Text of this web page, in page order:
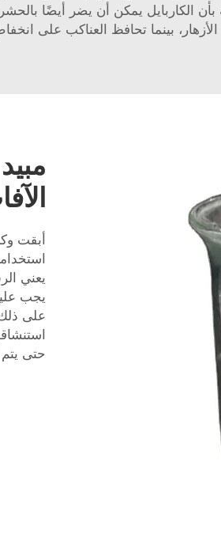
الكاربايل يمكن أن يضر أيضًا
الأزهار، بينما تحافظ العناكب على
أبقت
يعني
يجب
على
حتى يتم